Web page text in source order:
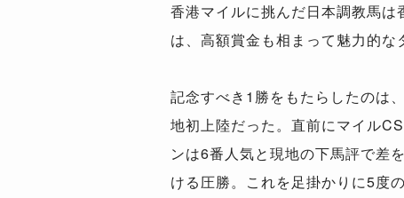
香港マイルに挑んだ日本調教馬
は、高額賞金も相まって魅力的な
記念すべき1勝をもたらしたのは
地初上陸だった。直前にマイル
ンは6番人気と現地の下馬評で差
ける圧勝。これを足掛かりに5度